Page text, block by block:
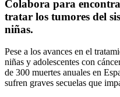
Colabora para
tratar los tumores del
niñas.
Pese a los avances en el
niñas y adolescentes con
de 300 muertes anuales en
sufren graves secuelas que